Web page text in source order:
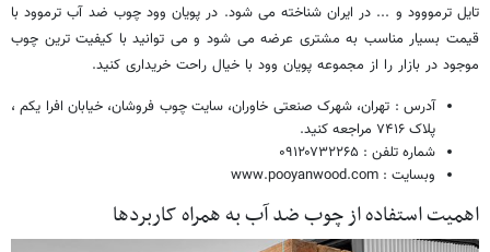
تایل ترمووود و ... در ایران شناخته می شود. در پویان وود چوب ضد آب ترموود با
قیمت بسیار مناسب به مشتری عرضه می شود و می توانید با کیفیت ترین چوب
موجود در بازار را از مجموعه پویان وود با خیال راحت خریداری کنید.
آدرس : تهران، شهرک صنعتی خاوران، سایت چوب فروشان، خیابان افرا یکم ،
پلاک ۷۴۱۶ مراجعه کنید.
شماره تلفن : ۰۹۱۲۰۷۳۲۲۶۵
وبسایت : www.pooyanwood.com
اهمیت استفاده از چوب ضد آب به همراه کاربردها